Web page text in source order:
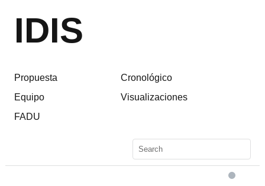
IDIS
Propuesta
Equipo
FADU
Cronológico
Visualizaciones